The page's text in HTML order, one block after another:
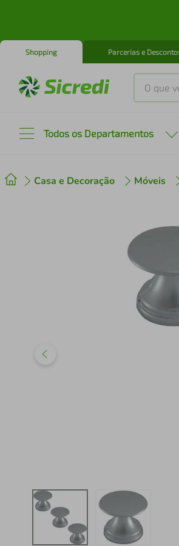
Shopping Parcerias e
O que
Todos os Departamentos
Casa e Decoração Móveis
º
º
iphone